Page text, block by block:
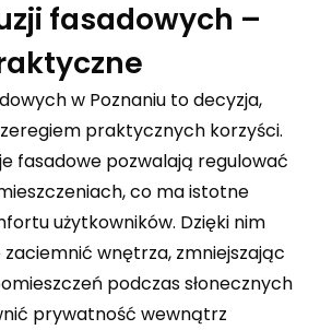
fasadowych –
w Poznaniu to decyzja,
praktycznych korzyści.
fasadowe pozwalają regulować
co ma istotne
użytkowników. Dzięki nim
wnętrza, zmniejszając
podczas słonecznych
prywatność wewnątrz